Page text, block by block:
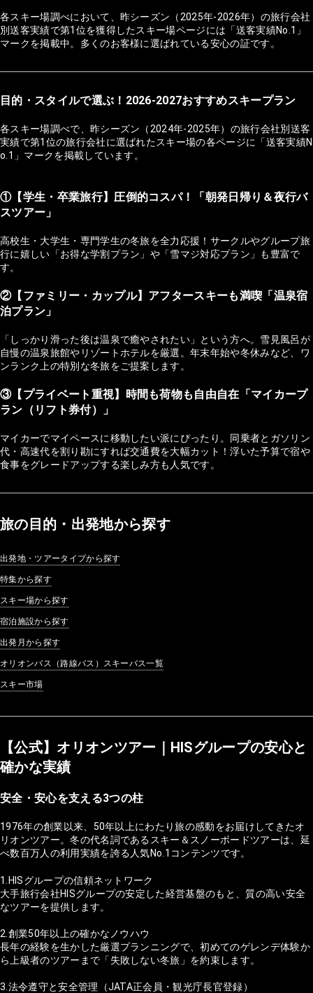
各スキー場調べにおいて、昨シーズン（2025年-2026年）の旅行会社
別送客実績で第1位を獲得したスキー場ページには「送客実績No.1」
マークを掲載中。多くのお客様に選ばれている安心の証です。
目的・スタイルで選ぶ！2026-2027おすすめスキープラン
各スキー場調べで、昨シーズン（2024年-2025年）の旅行会社別送客
実績で第1位の旅行会社に選ばれたスキー場の各ページに「送客実績N
o.1」マークを掲載しています。
①【学生・卒業旅行】圧倒的コスパ！「朝発日帰り＆夜行バ
スツアー」
高校生・大学生・専門学生の冬旅を全力応援！サークルやグループ旅
行に嬉しい「お得な学割プラン」や「雪マジ対応プラン」も豊富で
す。
②【ファミリー・カップル】アフタースキーも満喫「温泉宿
泊プラン」
「しっかり滑った後は温泉で癒やされたい」という方へ。雪見風呂が
自慢の温泉旅館やリゾートホテルを厳選。年末年始や冬休みなど、ワ
ンランク上の特別な冬旅をご提案します。
③【プライベート重視】時間も荷物も自由自在「マイカープ
ラン（リフト券付）」
マイカーでマイペースに移動したい派にぴったり。同乗者とガソリン
代・高速代を割り勘にすれば交通費を大幅カット！浮いた予算で宿や
食事をグレードアップする楽しみ方も人気です。
旅の目的・出発地から探す
出発地・ツアータイプから探す
特集から探す
スキー場から探す
宿泊施設から探す
出発月から探す
オリオンバス（路線バス）スキーバス一覧
スキー市場
【公式】オリオンツアー｜HISグループの安心と
確かな実績
安全・安心を支える3つの柱
1976年の創業以来、50年以上にわたり旅の感動をお届けしてきたオ
リオンツアー。冬の代名詞であるスキー＆スノーボードツアーは、延
べ数百万人の利用実績を誇る人気No.1コンテンツです。
1.HISグループの信頼ネットワーク
大手旅行会社HISグループの安定した経営基盤のもと、質の高い安全
なツアーを提供します。
2.創業50年以上の確かなノウハウ
長年の経験を生かした厳選プランニングで、初めてのゲレンデ体験か
ら上級者のツアーまで「失敗しない冬旅」を約束します。
3.法令遵守と安全管理（JATA正会員・観光庁長官登録）